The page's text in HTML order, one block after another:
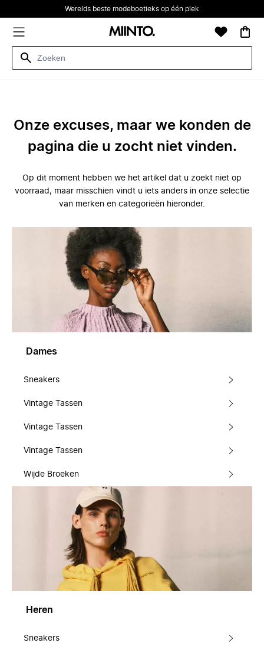
Werelds beste modeboetieks op één plek
Onze excuses, maar we konden de
pagina die u zocht niet vinden.
Op dit moment hebben we het artikel dat u zoekt niet op
voorraad, maar misschien vindt u iets anders in onze selectie
van merken en categorieën hieronder.
Dames
Sneakers
Vintage Tassen
Vintage Tassen
Vintage Tassen
Wijde Broeken
Heren
Sneakers